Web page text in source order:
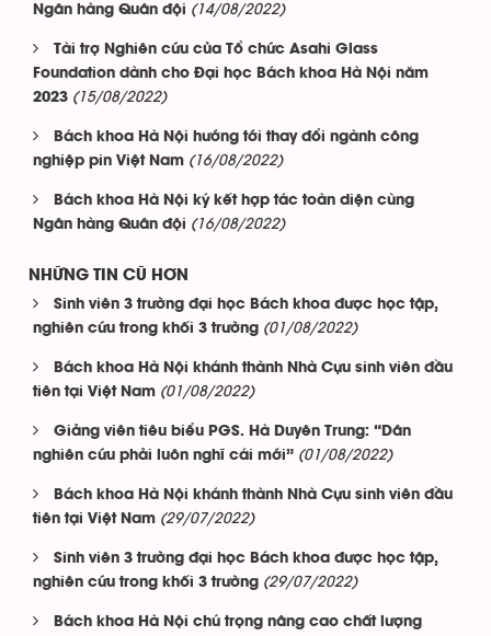
Ngân hàng Quân đội (14/08/2022)
Tài trợ Nghiên cứu của Tổ chức Asahi Glass
Foundation dành cho Đại học Bách khoa Hà Nội năm
2023 (15/08/2022)
Bách khoa Hà Nội hướng tới thay đổi ngành công
nghiệp pin Việt Nam (16/08/2022)
Bách khoa Hà Nội ký kết hợp tác toàn diện cùng
Ngân hàng Quân đội (16/08/2022)
NHỮNG TIN CŨ HƠN
Sinh viên 3 trường đại học Bách khoa được học tập,
nghiên cứu trong khối 3 trường (01/08/2022)
Bách khoa Hà Nội khánh thành Nhà Cựu sinh viên đầu
tiên tại Việt Nam (01/08/2022)
Giảng viên tiêu biểu PGS. Hà Duyên Trung: “Dân
nghiên cứu phải luôn nghĩ cái mới” (01/08/2022)
Bách khoa Hà Nội khánh thành Nhà Cựu sinh viên đầu
tiên tại Việt Nam (29/07/2022)
Sinh viên 3 trường đại học Bách khoa được học tập,
nghiên cứu trong khối 3 trường (29/07/2022)
Bách khoa Hà Nội chú trọng nâng cao chất lượng